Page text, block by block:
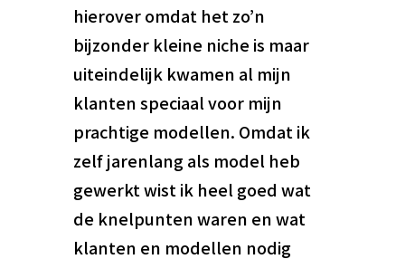
hierover omdat het zo’n
bijzonder kleine niche is maar
uiteindelijk kwamen al mijn
klanten speciaal voor mijn
prachtige modellen. Omdat ik
zelf jarenlang als model heb
gewerkt wist ik heel goed wat
de knelpunten waren en wat
klanten en modellen nodig